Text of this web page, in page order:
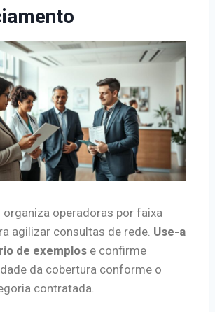
organiza operadoras por faixa
agilizar consultas de rede. Use-a
de exemplos e confirme
da cobertura conforme o
contratada.